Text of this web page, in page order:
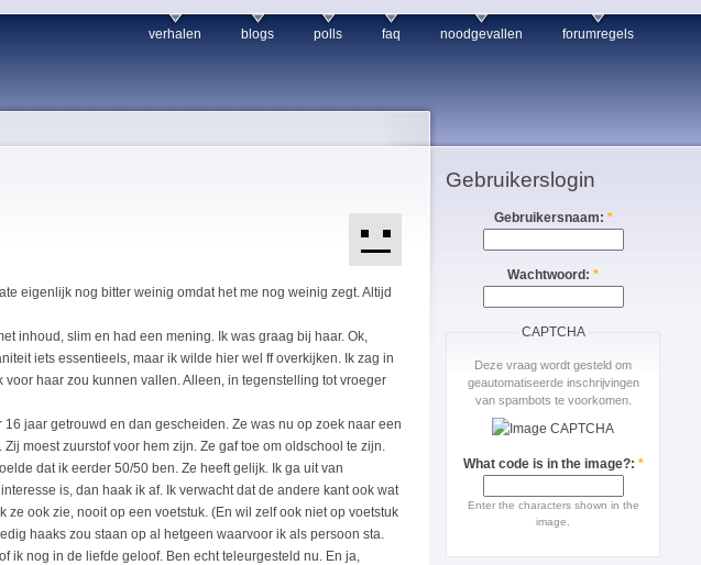
verhalen blogs polls faq noodgevallen forumregels
eigenlijk nog bitter weinig omdat het me nog weinig zegt. Altijd
inhoud, slim en had een mening. Ik was graag bij haar. Ok,
iets essentieels, maar ik wilde hier wel ff overkijken. Ik zag in
haar zou kunnen vallen. Alleen, in tegenstelling tot vroeger
jaar getrouwd en dan gescheiden. Ze was nu op zoek naar een
moest zuurstof voor hem zijn. Ze gaf toe om oldschool te zijn.
dat ik eerder 50/50 ben. Ze heeft gelijk. Ik ga uit van
is, dan haak ik af. Ik verwacht dat de andere kant ook wat
ook zie, nooit op een voetstuk. (En wil zelf ook niet op voetstuk
haaks zou staan op al hetgeen waarvoor ik als persoon sta.
ik nog in de liefde geloof. Ben echt teleurgesteld nu. En ja,
Gebruikerslogin
Gebruikersnaam: *
Wachtwoord: *
CAPTCHA
Deze vraag wordt gesteld om
geautomatiseerde inschrijvingen
van spambots te voorkomen.
What code is in the image?: *
Enter the characters shown in the
image.